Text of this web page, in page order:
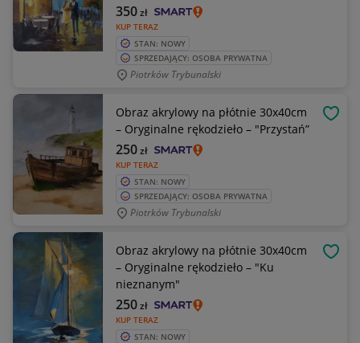
KUP TERAZ
350zł
STAN: NOWY
SPRZEDAJĄCY: OSOBA PRYWATNA
Piotrków Trybunalski
Obraz akrylowy na płótnie 30x40cm
– Oryginalne rękodzieło – "Przystań”
KUP TERAZ
250zł
STAN: NOWY
SPRZEDAJĄCY: OSOBA PRYWATNA
Piotrków Trybunalski
Obraz akrylowy na płótnie 30x40cm
– Oryginalne rękodzieło – "Ku
nieznanym"
KUP TERAZ
250zł
STAN: NOWY